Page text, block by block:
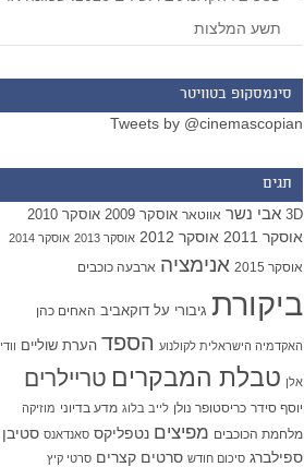
תשע המלצות
סינמסקופ בטוויטר
Tweets by @cinemascopian
תגים
3D אבי נשר אווטאר אוסקר 2009 אוסקר 2010
אוסקר 2011 אוסקר 2012 אוסקר 2013 אוסקר 2014
אוסקר 2015 אנימציה ארבעה כוכבים
ביקורת גיבורי על דוקאביב האחים כהן
האקדמיה הישראלית לקולנוע הספד הערת שוליים וודי
אלן טבלת המבקרים טריילרים
יוסף סידר כריסטופר נולן לייב בלוג מדע בדיוני מוזיקה
מלחמת הכוכבים מפיצים נטפליקס סאנדאנס סטיבן
ספילברג סיכום חודש סרטים קצרים סרטי קיץ